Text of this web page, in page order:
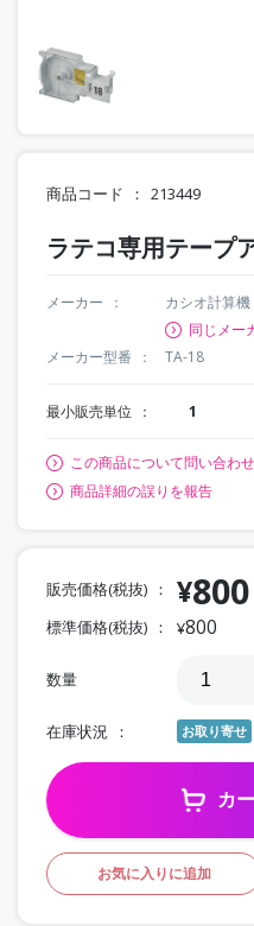
商品コード 213449
ラテコ専用テープ
メーカー
カシオ計算機
同じメー
メーカー型番
TA-18
最小販売単位 1
この商品について問い合わせ
商品詳細の誤りを報告
販売価格(税抜) ¥800
標準価格(税抜) ¥800
数量
在庫状況 お取り寄せ
カ
お気に入りに追加